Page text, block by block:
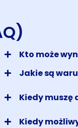
Kto może
Jakie są
Kiedy muszę
Kiedy